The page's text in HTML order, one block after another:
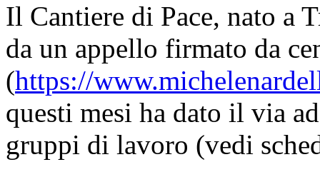
Il Cantiere di Pace, nato a
da un appello firmato da
(https://
questi mesi ha dato il via
gruppi di lavoro (vedi